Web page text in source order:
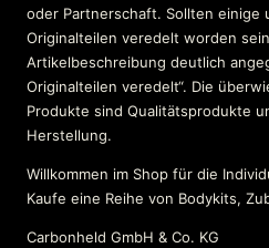
oder Partnerschaft. Sollten einige
Originalteilen veredelt worden
Artikelbeschreibung deutlich
Originalteilen veredelt“. Die
Produkte sind Qualitätsprodukte
Herstellung.
Willkommen im Shop für die
Kaufe eine Reihe von Bodykits,
Carbonheld GmbH & Co. KG